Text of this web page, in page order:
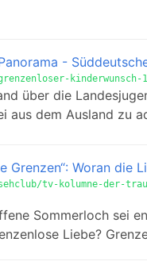
-
kinderwunsch-
über die
aus dem Ausland zu
Grenzen“: Woran die
tv-kolumne-der-
Sommerloch sei
Liebe?